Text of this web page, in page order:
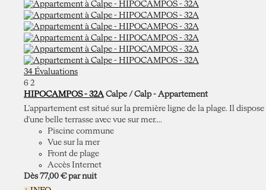
34 Évaluations
6 2
HIPOCAMPOS - 32A Calpe / Calp - Appartement
L'appartement est situé sur la première ligne de la plage. Il dispose
d'une belle terrasse avec vue sur mer....
Piscine commune
Vue sur la mer
Front de plage
Accès Internet
Dès 77,00 € par nuit